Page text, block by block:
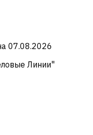
07.08.2026
Линии"